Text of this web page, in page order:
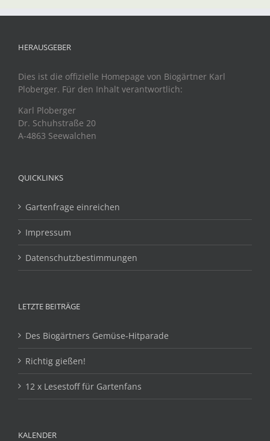
HERAUSGEBER
Dies ist die offizielle Homepage von Biogärtner Karl
Ploberger. Für den Inhalt verantwortlich:
Karl Ploberger
Dr. Schuhstraße 20
A-4863 Seewalchen
QUICKLINKS
Gartenfrage einreichen
Impressum
Datenschutzbestimmungen
LETZTE BEITRÄGE
Des Biogärtners Gemüse-Hitparade
Richtig gießen!
12 x Lesestoff für Gartenfans
KALENDER